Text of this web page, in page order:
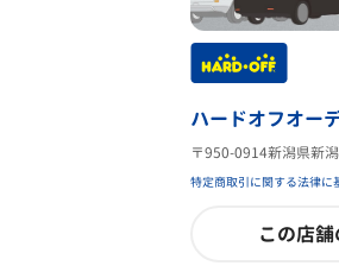
ハードオフオー
〒950-0914新潟県新
特定商取引に関する法律に
この店